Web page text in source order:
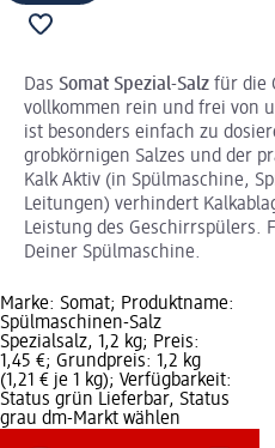
Das Somat Spezial-Salz für die
vollkommen rein und frei von
ist besonders einfach zu
grobkörnigen Salzes und der
Kalk Aktiv (in Spülmaschine,
Leitungen) verhindert
Leistung des Geschirrspülers.
Deiner Spülmaschine.
Marke: Somat; Produktname:
Spülmaschinen-Salz
Spezialsalz, 1,2 kg; Preis:
1,45 €; Grundpreis: 1,2 kg
(1,21 € je 1 kg); Verfügbarkeit:
Status grün Lieferbar, Status
grau dm-Markt wählen